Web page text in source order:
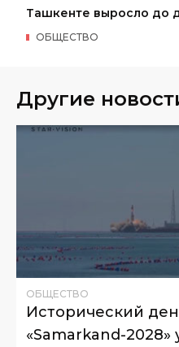
Ташкенте выросло до
ОБЩЕСТВО
Другие
ОБЩЕСТВО
Исторический
«Samarkand-